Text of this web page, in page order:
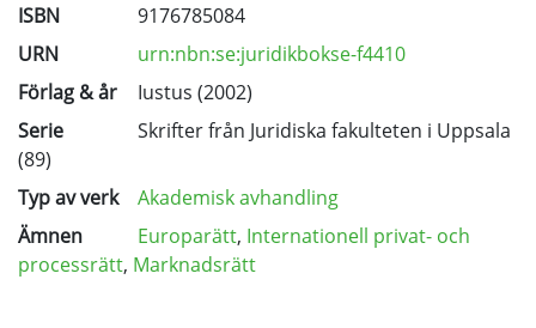
ISBN
9176785084
URN
urn:nbn:se:juridikbokse-f4410
Förlag & år
Iustus (2002)
Serie
Skrifter från Juridiska fakulteten i Uppsala
(89)
Typ av verk
Akademisk avhandling
Ämnen
Europarätt, Internationell privat- och
processrätt, Marknadsrätt